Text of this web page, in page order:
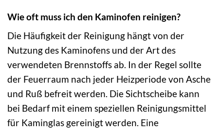
Wie oft muss ich den Kaminofen reinigen?
Die Häufigkeit der Reinigung hängt von der
Nutzung des Kaminofens und der Art des
verwendeten Brennstoffs ab. In der Regel sollte
der Feuerraum nach jeder Heizperiode von Asche
und Ruß befreit werden. Die Sichtscheibe kann
bei Bedarf mit einem speziellen Reinigungsmittel
für Kaminglas gereinigt werden. Eine